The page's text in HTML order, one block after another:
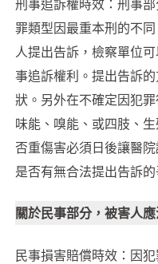
刑事追訴權時效：刑事
罪類型因最重本刑的不
人提出告訴，檢察單位
事追訴權利。提出告訴
狀。另外在不確定因犯
味能、嗅能、或四肢、
否重傷害必須日後讓醫
是否有無合法提出告訴的
關於民事部分，被害人
民事損害賠償時效：因